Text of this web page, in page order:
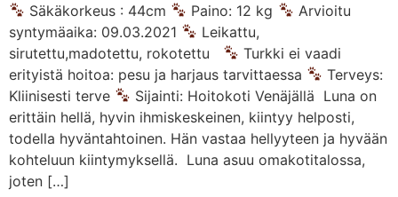
Säkäkorkeus : 44cm Paino: 12 kg
Arvioitu
syntymäaika: 09.03.2021
Leikattu,
sirutettu,madotettu, rokotettu
Turkki ei vaadi
erityistä hoitoa: pesu ja harjaus tarvittaessa
Terveys:
Kliinisesti terve
Sijainti: Hoitokoti Venäjällä Luna on
erittäin hellä, hyvin ihmiskeskeinen, kiintyy helposti,
todella hyväntahtoinen. Hän vastaa hellyyteen ja hyvään
kohteluun kiintymyksellä. Luna asuu omakotitalossa,
joten […]